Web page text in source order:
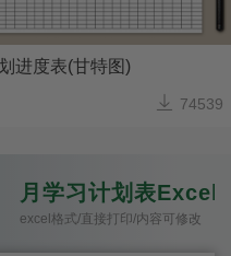
进度表(甘特图)
 74539
月学习计划表Excel版
excel格式/直接打印/内容可修改